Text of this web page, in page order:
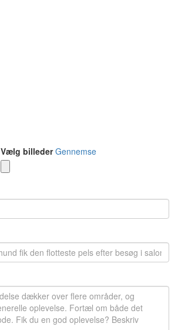
Vælg billeder Gennemse